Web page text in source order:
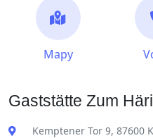
Mapy
Gaststätte Zum
Kemptener Tor 9, 87600